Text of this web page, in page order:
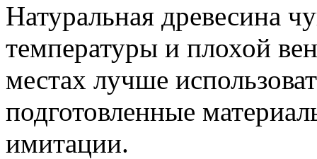
Натуральная древесина
температуры и плохой
местах лучше
подготовленные
имитации.